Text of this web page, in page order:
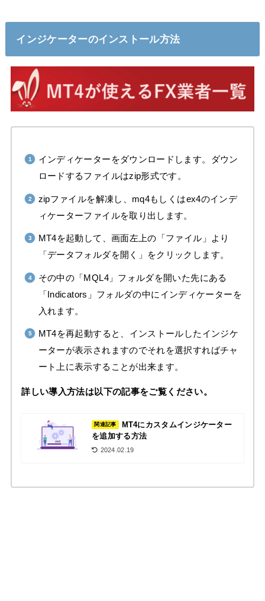
インジケーターのインストール方法
インディケーターをダウンロードします。ダウン
ロードするファイルはzip形式です。
zipファイルを解凍し、mq4もしくはex4のインデ
ィケーターファイルを取り出します。
MT4を起動して、画面左上の「ファイル」より
「データフォルダを開く」をクリックします。
その中の「MQL4」フォルダを開いた先にある
「Indicators」フォルダの中にインディケーターを
入れます。
MT4を再起動すると、インストールしたインジケ
ーターが表示されますのでそれを選択すればチャ
ート上に表示することが出来ます。
詳しい導入方法は以下の記事をご覧ください。
関連記事
MT4にカスタムインジケーター
を追加する方法
2024.02.19